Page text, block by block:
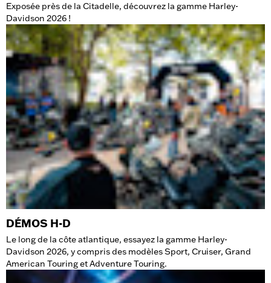
Exposée près de la Citadelle, découvrez la gamme Harley-
Davidson 2026 !
DÉMOS H-D
Le long de la côte atlantique, essayez la gamme Harley-
Davidson 2026, y compris des modèles Sport, Cruiser, Grand
American Touring et Adventure Touring.